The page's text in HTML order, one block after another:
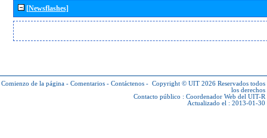
[Newsflashes]
Comienzo de la página - Comentarios - Contáctenos - Copyright © UIT 2026 Reservados todos
los derechos
Contacto público : Coordenador Web del UIT-R
Actualizado el : 2013-01-30